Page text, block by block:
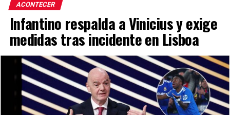
ACONTECER
Infantino respalda a Vinicius y exige
medidas tras incidente en Lisboa